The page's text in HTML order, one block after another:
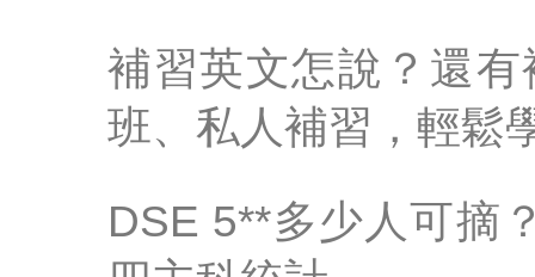
補習英文怎說？還
班、私人補習，輕鬆
DSE 5**多少人可摘